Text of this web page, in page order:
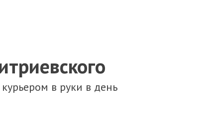
в руки в день